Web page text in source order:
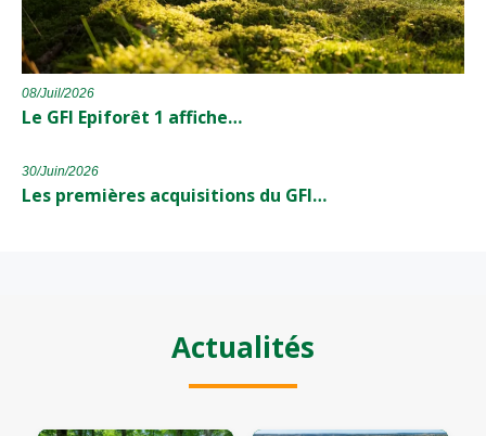
08/Juil/2026
Le GFI Epiforêt 1 affiche…
30/Juin/2026
Les premières acquisitions du GFI…
Actualités